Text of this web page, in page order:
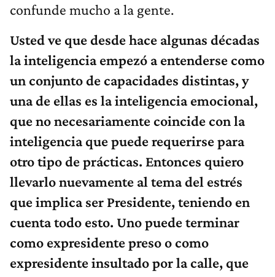
confunde mucho a la gente.
Usted ve que desde hace algunas décadas
la inteligencia empezó a entenderse como
un conjunto de capacidades distintas, y
una de ellas es la inteligencia emocional,
que no necesariamente coincide con la
inteligencia que puede requerirse para
otro tipo de prácticas. Entonces quiero
llevarlo nuevamente al tema del estrés
que implica ser Presidente, teniendo en
cuenta todo esto. Uno puede terminar
como expresidente preso o como
expresidente insultado por la calle, que